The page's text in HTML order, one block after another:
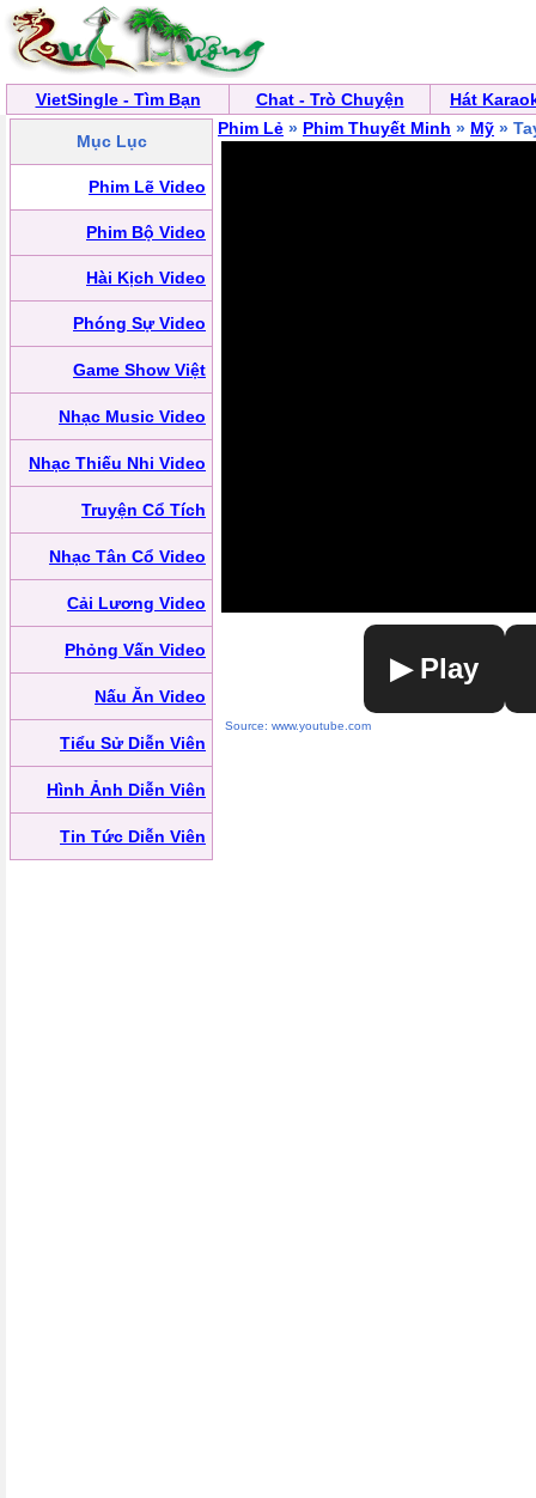
VietSingle - Tìm Bạn Chat - Trò Chuyện Hát
Mục Lục
Phim Lẽ Video
Phim Bộ Video
Hài Kịch Video
Phóng Sự Video
Game Show Việt
Nhạc Music Video
Nhạc Thiếu Nhi Video
Truyện Cổ Tích
Nhạc Tân Cổ Video
Cải Lương Video
Phỏng Vấn Video
Nấu Ăn Video
Tiểu Sử Diễn Viên
Hình Ảnh Diễn Viên
Tin Tức Diễn Viên
Phim Lẻ » Phim Thuyết Minh » Mỹ »
▶ Play
Source: www.youtube.com